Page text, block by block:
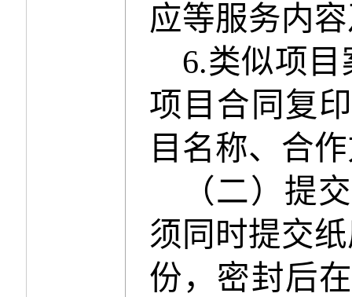
应等服务内
6.类似项
项目合同复
目名称、合
（二）提
须同时提交
份，密封后